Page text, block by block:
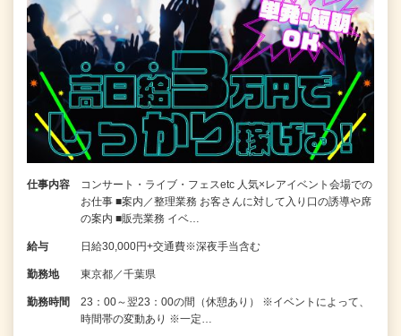
仕事内容
コンサート・ライブ・フェスetc 人気×レアイベント会場での
お仕事 ■案内／整理業務 お客さんに対して入り口の誘導や席
の案内 ■販売業務 イベ…
給与 日給30,000円+交通費※深夜手当含む
勤務地 東京都／千葉県
勤務時間
23：00～翌23：00の間（休憩あり） ※イベントによって、
時間帯の変動あり ※一定…